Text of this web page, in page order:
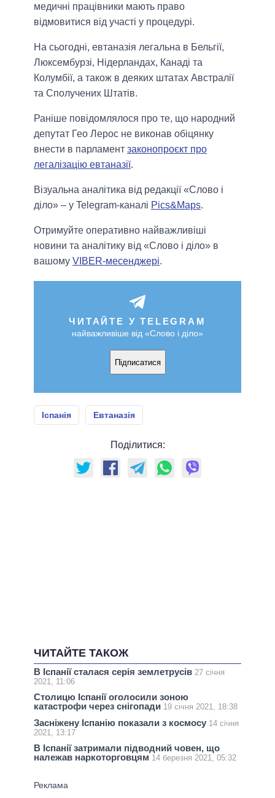
медичні працівники мають право
відмовитися від участі у процедурі.
На сьогодні, евтаназія легальна в Бельгії,
Люксембурзі, Нідерландах, Канаді та
Колумбії, а також в деяких штатах Австралії
та Сполучених Штатів.
Раніше повідомлялося про те, що народний
депутат Гео Лерос не виконав обіцянку
внести в парламент законопроєкт про
легалізацію евтаназії.
Візуальна аналітика від редакції «Слово і
діло» – у Telegram-каналі Pics&Maps.
Отримуйте оперативно найважливіші
новини та аналітику від «Слово і діло» в
вашому VIBER-месенджері.
ЧИТАЙТЕ У TELEGRAM
найважливіше від «Слово і діло»
Підписатися
Іспанія Евтаназія
Поділитися:
ЧИТАЙТЕ ТАКОЖ
В Іспанії сталася серія землетрусів 27 січня
2021, 11:06
Столицю Іспанії оголосили зоною
катастрофи через снігопади 19 січня 2021, 18:38
Засніжену Іспанію показали з космосу 14 січня
2021, 13:17
В Іспанії затримали підводний човен, що
належав наркоторговцям 14 березня 2021, 05:32